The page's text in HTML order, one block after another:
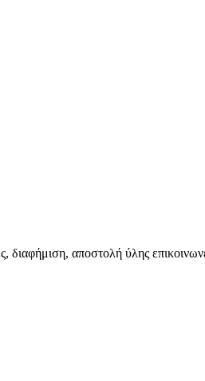
αποστολή ύλης